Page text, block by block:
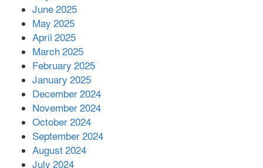
সহায়তা দিলেন সাচিং প্রু জেরী
June 2025
May 2025
April 2025
March 2025
February 2025
January 2025
December 2024
November 2024
October 2024
September 2024
August 2024
July 2024